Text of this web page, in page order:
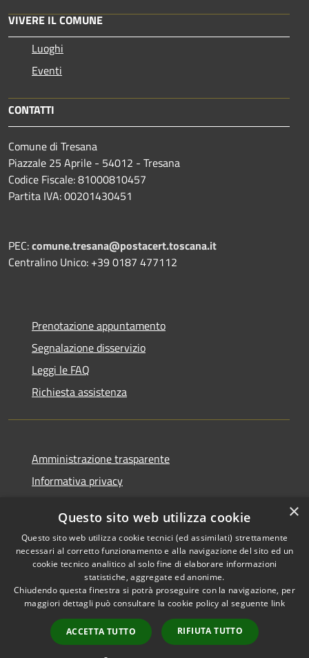
VIVERE IL COMUNE
Luoghi
Eventi
CONTATTI
Comune di Tresana
Piazzale 25 Aprile - 54012 - Tresana
Codice Fiscale: 81000810457
Partita IVA: 00201430451
PEC:comune.tresana@postacert.toscana.it
Centralino Unico: +39 0187 477112
Prenotazione appuntamento
Segnalazione disservizio
Leggi le FAQ
Richiesta assistenza
Amministrazione trasparente
Informativa privacy
Dichiarazione di accessibilità
RSS
Accessibilità
Copyright © 2026 • Comune di
Tresana • Powered by
Municipium•
Accesso
redazione
×
Questo sito web utilizza cookie
Questo sito web utilizza cookie tecnici (ed assimilati) strettamente
necessari al corretto funzionamento e alla navigazione del sito ed un
cookie tecnico analitico al solo fine di elaborare informazioni
statistiche, aggregate ed anonime.
Chiudendo questa finestra si potrà proseguire con la navigazione, per
maggiori dettagli può consultare la cookie policy al seguente link
ACCETTA TUTTO RIFIUTA TUTTO